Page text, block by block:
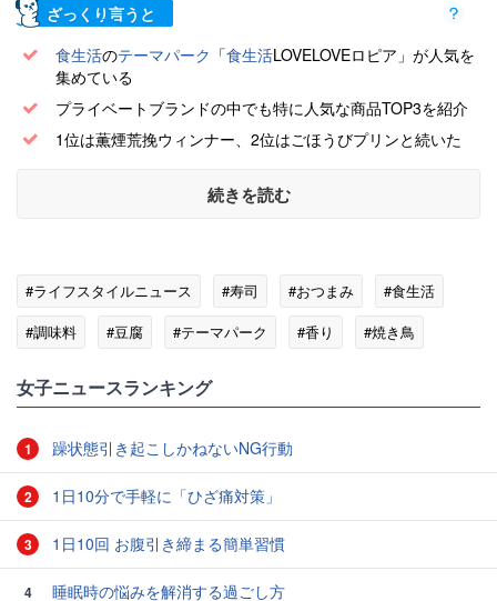
ざっくり言うと
食生活のテーマパーク 「食生活LOVELOVEロピア」が人気を
集めている
プライベートブランドの中でも特に人気な商品TOP3を紹介
1位は薫煙荒挽ウィンナー、2位はごほうびプリンと続いた
続きを読む
#ライフスタイルニュース #寿司 #おつまみ
#食生活
#調味料
#豆腐 #テーマパーク #香り #焼き鳥
女子ニュースランキング
1 躁状態引き起こしかねないNG行動
2 1日10分で手軽に「ひざ痛対策」
3 1日10回 お腹引き締まる簡単習慣
4 睡眠時の悩みを解消する過ごし方